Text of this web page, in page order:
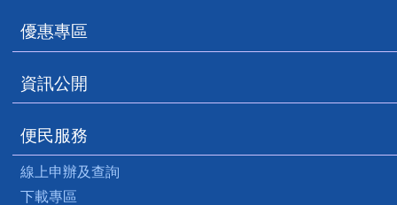
優惠專區
資訊公開
便民服務
線上申辦及查詢
下載專區